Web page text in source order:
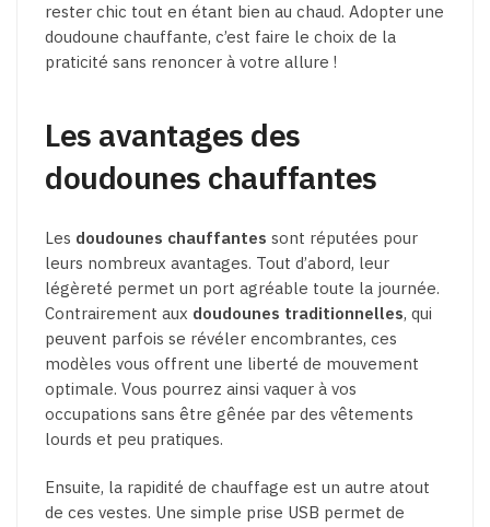
rester chic tout en étant bien au chaud. Adopter une
doudoune chauffante, c’est faire le choix de la
praticité sans renoncer à votre allure !
Les avantages des
doudounes chauffantes
Les doudounes chauffantes sont réputées pour
leurs nombreux avantages. Tout d’abord, leur
légèreté permet un port agréable toute la journée.
Contrairement aux doudounes traditionnelles, qui
peuvent parfois se révéler encombrantes, ces
modèles vous offrent une liberté de mouvement
optimale. Vous pourrez ainsi vaquer à vos
occupations sans être gênée par des vêtements
lourds et peu pratiques.
Ensuite, la rapidité de chauffage est un autre atout
de ces vestes. Une simple prise USB permet de